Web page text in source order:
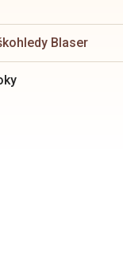
Blaser